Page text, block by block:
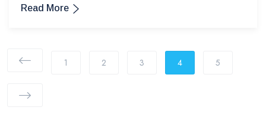
Read More
1 2 3 4 5